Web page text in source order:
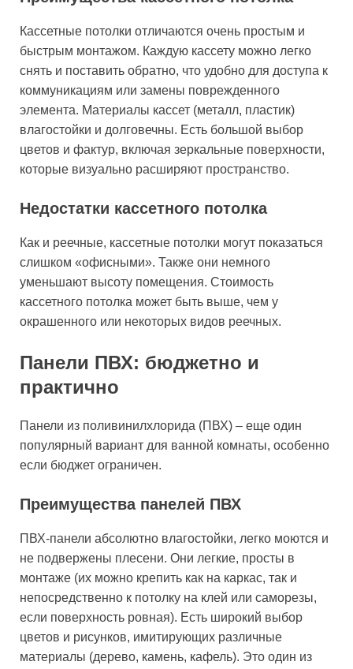
Кассетные потолки отличаются очень простым и
быстрым монтажом. Каждую кассету можно легко
снять и поставить обратно, что удобно для доступа к
коммуникациям или замены поврежденного
элемента. Материалы кассет (металл, пластик)
влагостойки и долговечны. Есть большой выбор
цветов и фактур, включая зеркальные поверхности,
которые визуально расширяют пространство.
Недостатки кассетного потолка
Как и реечные, кассетные потолки могут показаться
слишком «офисными». Также они немного
уменьшают высоту помещения. Стоимость
кассетного потолка может быть выше, чем у
окрашенного или некоторых видов реечных.
Панели ПВХ: бюджетно и
практично
Панели из поливинилхлорида (ПВХ) – еще один
популярный вариант для ванной комнаты, особенно
если бюджет ограничен.
Преимущества панелей ПВХ
ПВХ-панели абсолютно влагостойки, легко моются и
не подвержены плесени. Они легкие, просты в
монтаже (их можно крепить как на каркас, так и
непосредственно к потолку на клей или саморезы,
если поверхность ровная). Есть широкий выбор
цветов и рисунков, имитирующих различные
материалы (дерево, камень, кафель). Это один из